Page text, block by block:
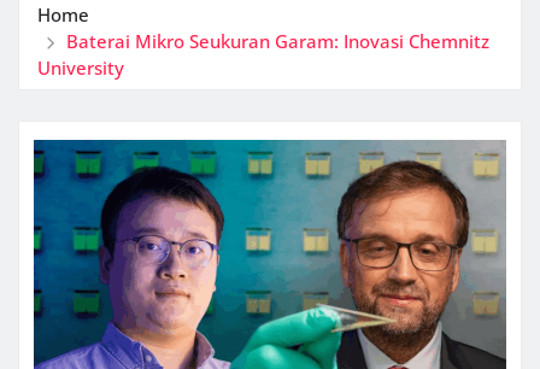
Home
Baterai Mikro Seukuran Garam: Inovasi Chemnitz
University